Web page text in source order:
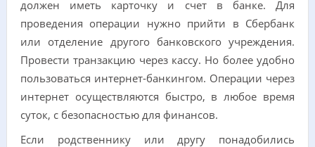
должен иметь карточку и счет в банке. Для
проведения операции нужно прийти в Сбербанк
или отделение другого банковского учреждения.
Провести транзакцию через кассу. Но более удобно
пользоваться интернет-банкингом. Операции через
интернет осуществляются быстро, в любое время
суток, с безопасностью для финансов.
Если родственнику или другу понадобились